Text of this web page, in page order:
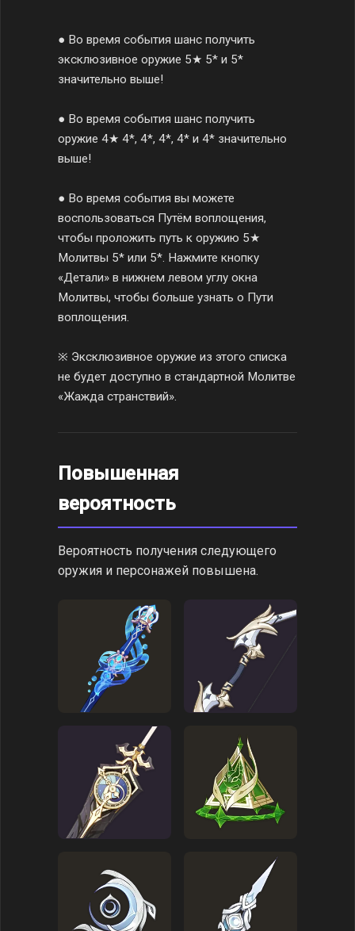
● Во время события шанс получить
эксклюзивное оружие 5★ 5* и 5*
значительно выше!
● Во время события шанс получить
оружие 4★ 4*, 4*, 4*, 4* и 4* значительно
выше!
● Во время события вы можете
воспользоваться Путём воплощения,
чтобы проложить путь к оружию 5★
Молитвы 5* или 5*. Нажмите кнопку
«Детали» в нижнем левом углу окна
Молитвы, чтобы больше узнать о Пути
воплощения.
※ Эксклюзивное оружие из этого списка
не будет доступно в стандартной Молитве
«Жажда странствий».
Повышенная
вероятность
Вероятность получения следующего
оружия и персонажей повышена.